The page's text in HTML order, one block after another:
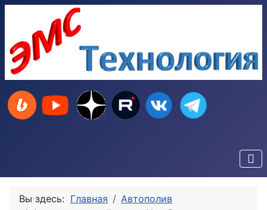
Вы здесь: Главная
Автополив